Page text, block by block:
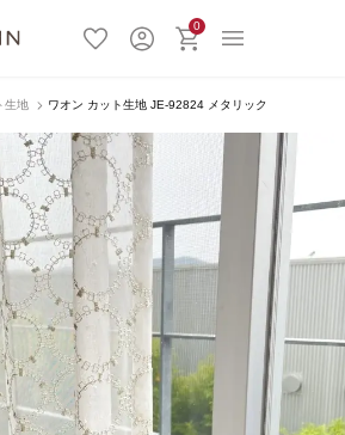
0
生地 ワオン カット生地 JE-92824 メタリック